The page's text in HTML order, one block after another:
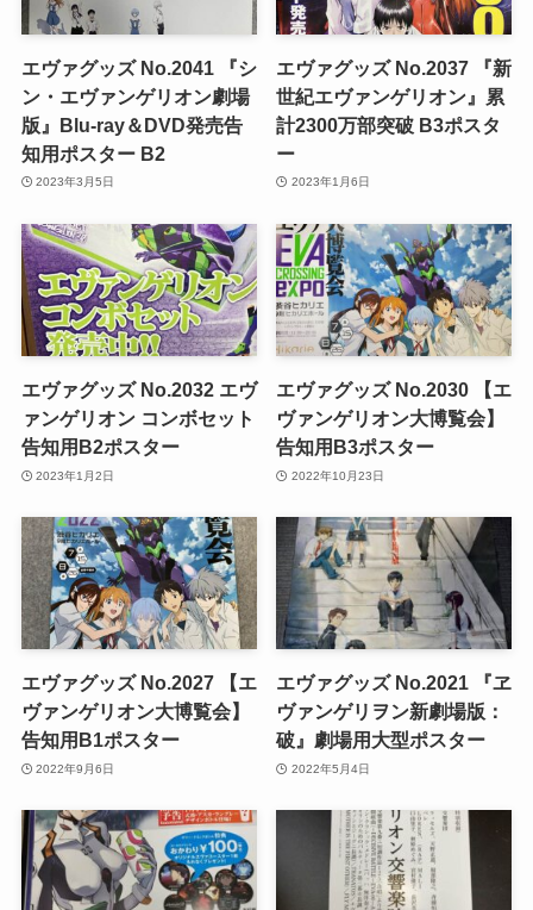
エヴァグッズ No.2041 『シ
ン・エヴァンゲリオン劇場
版』Blu-ray＆DVD発売告
知用ポスター B2
2023年3月5日
エヴァグッズ No.2037 『新
世紀エヴァンゲリオン』累
計2300万部突破 B3ポスタ
ー
2023年1月6日
エヴァグッズ No.2032 エヴ
ァンゲリオン コンボセット
告知用B2ポスター
2023年1月2日
エヴァグッズ No.2030 【エ
ヴァンゲリオン大博覧会】
告知用B3ポスター
2022年10月23日
エヴァグッズ No.2027 【エ
ヴァンゲリオン大博覧会】
告知用B1ポスター
2022年9月6日
エヴァグッズ No.2021 『ヱ
ヴァンゲリヲン新劇場版：
破』劇場用大型ポスター
2022年5月4日